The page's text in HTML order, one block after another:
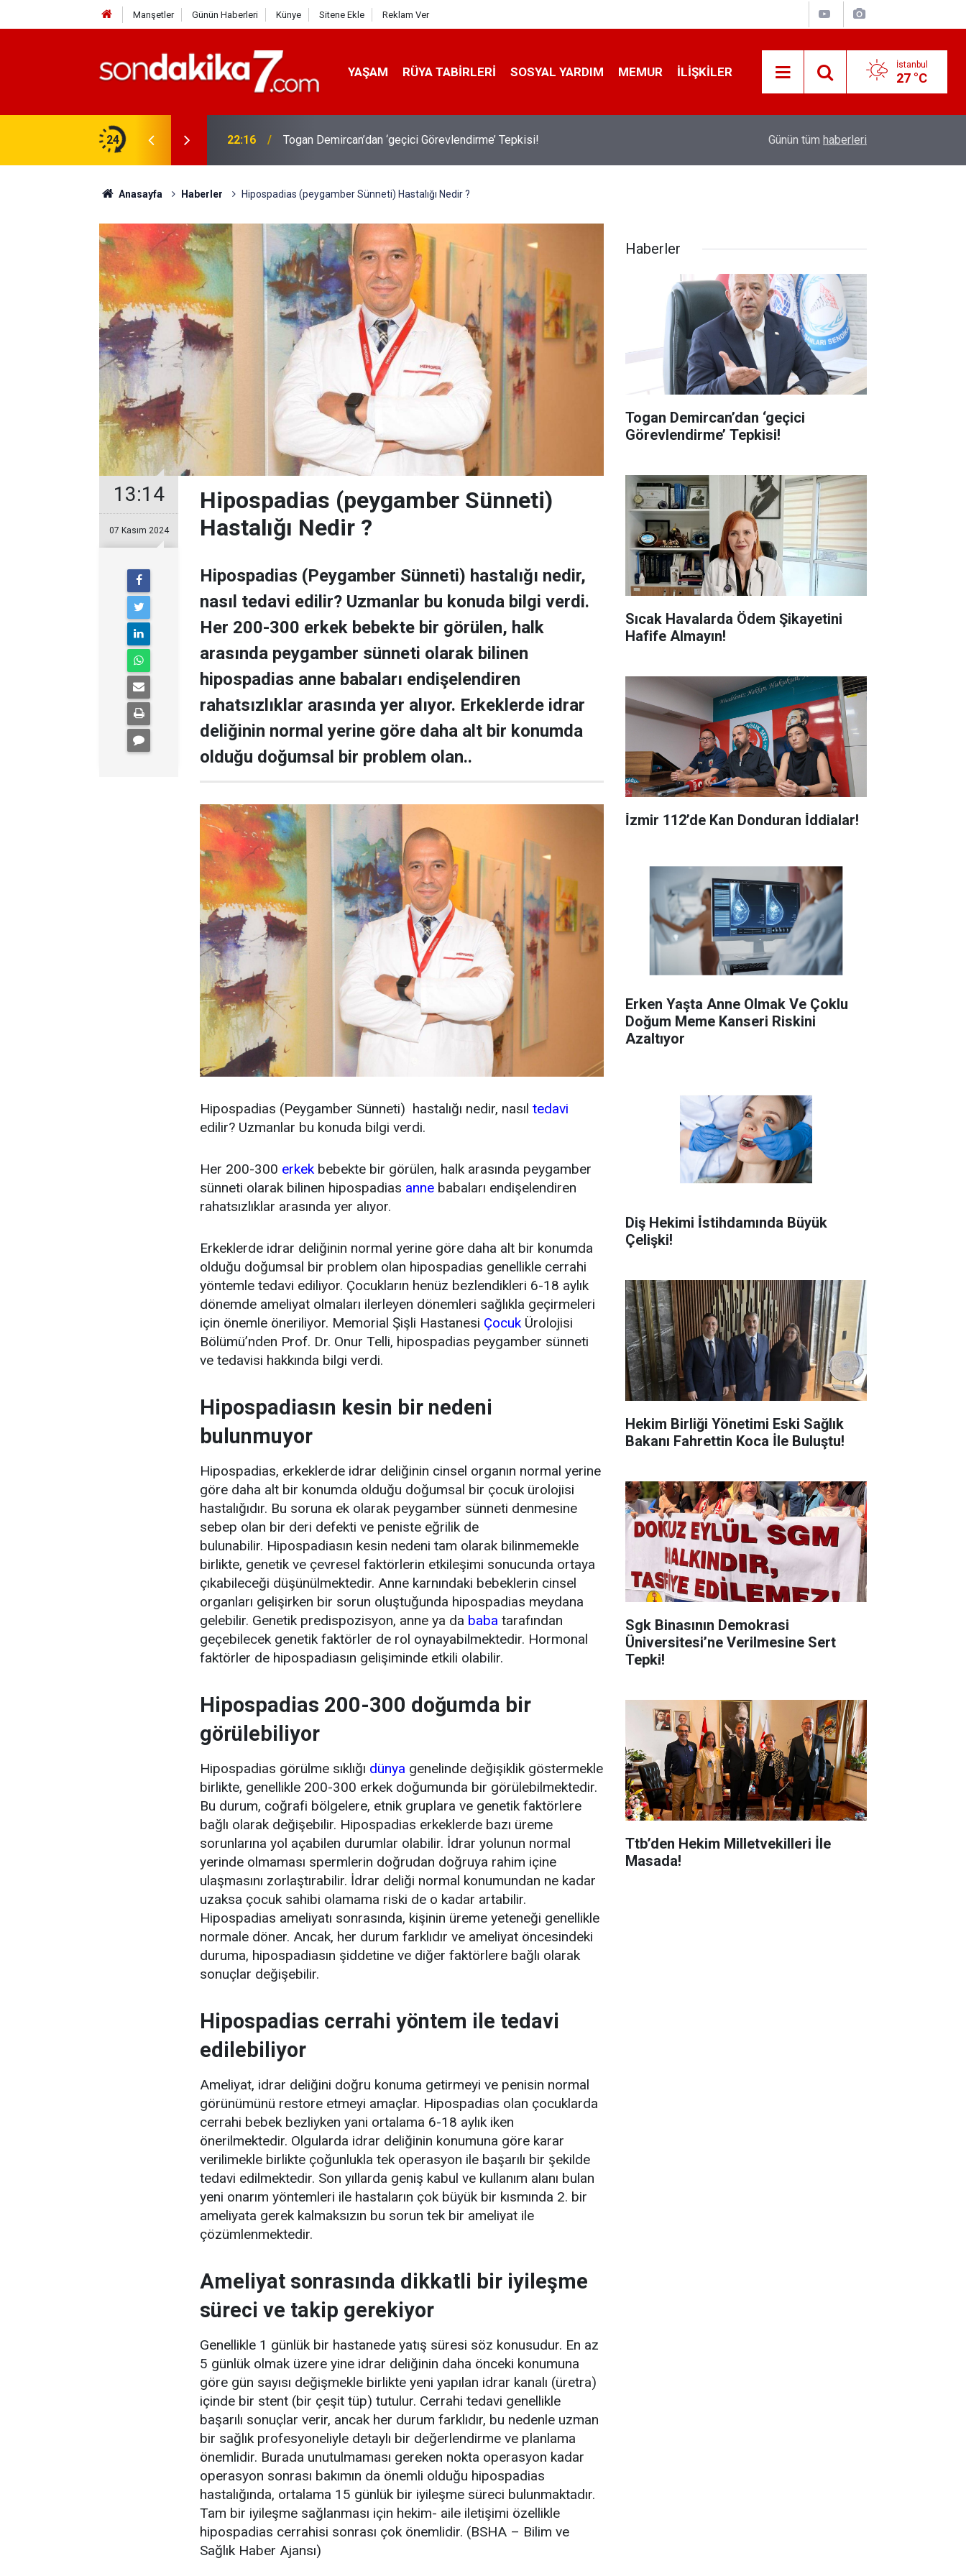
Manşetler Günün Haberleri Künye Sitene Ekle Reklam Ver
YAŞAM RÜYA TABIRLERI SOSYAL YARDIM MEMUR İLIŞKILER İstanbul
27 °C
24 22:16 Togan Demircan’dan ‘geçici Görevlendirme’ Tepkisi! Sıcak Havalarda Ödem Şikayetini Hafife
Günün tüm haberleri
Anasayfa Haberler Hipospadias (peygamber Sünneti) Hastalığı Nedir ?
13:14
07 Kasım 2024
Hipospadias (peygamber Sünneti)
Hastalığı Nedir ?
Hipospadias (Peygamber Sünneti) hastalığı nedir,
nasıl tedavi edilir? Uzmanlar bu konuda bilgi verdi.
Her 200-300 erkek bebekte bir görülen, halk
arasında peygamber sünneti olarak bilinen
hipospadias anne babaları endişelendiren
rahatsızlıklar arasında yer alıyor. Erkeklerde idrar
deliğinin normal yerine göre daha alt bir konumda
olduğu doğumsal bir problem olan..
Hipospadias (Peygamber Sünneti) hastalığı nedir, nasıl tedavi
edilir? Uzmanlar bu konuda bilgi verdi.
Her 200-300 erkekbebekte bir görülen, halk arasında peygamber
sünneti olarak bilinen hipospadias anne babaları endişelendiren
rahatsızlıklar arasında yer alıyor.
Erkeklerde idrar deliğinin normal yerine göre daha alt bir konumda
olduğu doğumsal bir problem olan hipospadias genellikle cerrahi
yöntemle tedavi ediliyor. Çocukların henüz bezlendikleri 6-18 aylık
dönemde ameliyat olmaları ilerleyen dönemleri sağlıkla geçirmeleri
için önemle öneriliyor. Memorial Şişli Hastanesi ÇocukÜrolojisi
Bölümü’nden Prof. Dr. Onur Telli, hipospadias peygamber sünneti
ve tedavisi hakkında bilgi verdi.
Hipospadiasın kesin bir nedeni
bulunmuyor
Hipospadias, erkeklerde idrar deliğinin cinsel organın normal yerine
göre daha alt bir konumda olduğu doğumsal bir çocuk ürolojisi
hastalığıdır. Bu soruna ek olarak peygamber sünneti denmesine
sebep olan bir deri defekti ve peniste eğrilik de
bulunabilir. Hipospadiasın kesin nedeni tam olarak bilinmemekle
birlikte, genetik ve çevresel faktörlerin etkileşimi sonucunda ortaya
çıkabileceği düşünülmektedir. Anne karnındaki bebeklerin cinsel
organları gelişirken bir sorun oluştuğunda hipospadias meydana
gelebilir. Genetik predispozisyon, anne ya da baba tarafından
geçebilecek genetik faktörler de rol oynayabilmektedir. Hormonal
faktörler de hipospadiasın gelişiminde etkili olabilir.
Hipospadias 200-300 doğumda bir
görülebiliyor
Hipospadias görülme sıklığı dünya genelinde değişiklik göstermekle
birlikte, genellikle 200-300 erkek doğumunda bir görülebilmektedir.
Bu durum, coğrafi bölgelere, etnik gruplara ve genetik faktörlere
bağlı olarak değişebilir. Hipospadias erkeklerde bazı üreme
sorunlarına yol açabilen durumlar olabilir. İdrar yolunun normal
yerinde olmaması spermlerin doğrudan doğruya rahim içine
ulaşmasını zorlaştırabilir. İdrar deliği normal konumundan ne kadar
uzaksa çocuk sahibi olamama riski de o kadar artabilir.
Hipospadias ameliyatı sonrasında, kişinin üreme yeteneği genellikle
normale döner. Ancak, her durum farklıdır ve ameliyat öncesindeki
duruma, hipospadiasın şiddetine ve diğer faktörlere bağlı olarak
sonuçlar değişebilir.
Hipospadias cerrahi yöntem ile tedavi
edilebiliyor
Ameliyat, idrar deliğini doğru konuma getirmeyi ve penisin normal
görünümünü restore etmeyi amaçlar. Hipospadias olan çocuklarda
cerrahi bebek bezliyken yani ortalama 6-18 aylık iken
önerilmektedir. Olgularda idrar deliğinin konumuna göre karar
verilimekle birlikte çoğunlukla tek operasyon ile başarılı bir şekilde
tedavi edilmektedir. Son yıllarda geniş kabul ve kullanım alanı bulan
yeni onarım yöntemleri ile hastaların çok büyük bir kısmında 2. bir
ameliyata gerek kalmaksızın bu sorun tek bir ameliyat ile
çözümlenmektedir.
Ameliyat sonrasında dikkatli bir iyileşme
süreci ve takip gerekiyor
Genellikle 1 günlük bir hastanede yatış süresi söz konusudur. En az
5 günlük olmak üzere yine idrar deliğinin daha önceki konumuna
göre gün sayısı değişmekle birlikte yeni yapılan idrar kanalı (üretra)
içinde bir stent (bir çeşit tüp) tutulur. Cerrahi tedavi genellikle
başarılı sonuçlar verir, ancak her durum farklıdır, bu nedenle uzman
bir sağlık profesyoneliyle detaylı bir değerlendirme ve planlama
önemlidir. Burada unutulmaması gereken nokta operasyon kadar
operasyon sonrası bakımın da önemli olduğu hipospadias
hastalığında, ortalama 15 günlük bir iyileşme süreci bulunmaktadır.
Tam bir iyileşme sağlanması için hekim- aile iletişimi özellikle
hipospadias cerrahisi sonrası çok önemlidir. (BSHA – Bilim ve
Sağlık Haber Ajansı)
Haberler
Togan Demircan’dan ‘geçici
Görevlendirme’ Tepkisi!
Sıcak Havalarda Ödem Şikayetini
Hafife Almayın!
İ̇zmir 112’de Kan Donduran İ̇ddialar!
Erken Yaşta Anne Olmak Ve Çoklu
Doğum Meme Kanseri Riskini
Azaltıyor
Diş Hekimi İ̇stihdamında Büyük
Çelişki!
Hekim Birliği Yönetimi Eski Sağlık
Bakanı Fahrettin Koca İle Buluştu!
Sgk Binasının Demokrasi
Üniversitesi’ne Verilmesine Sert
Tepki!
Ttb’den Hekim Milletvekilleri İle
Masada!